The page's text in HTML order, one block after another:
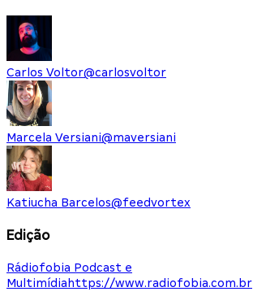
Carlos Voltor@carlosvoltor
Marcela Versiani@maversiani
Katiucha Barcelos@feedvortex
Edição
Rádiofobia Podcast e
Multimídia https://www.radiofobia.com.br